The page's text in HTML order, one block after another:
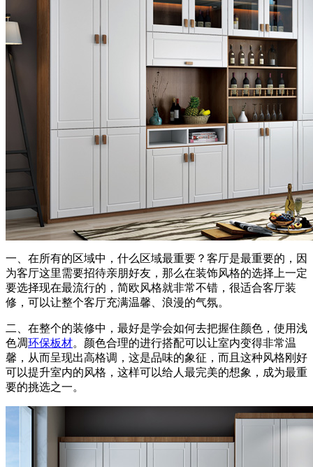
一、在所有的区域中，什么区域最重要？客厅是最重要的，因
为客厅这里需要招待亲朋好友，那么在装饰风格的选择上一定
要选择现在最流行的，简欧风格就非常不错，很适合客厅装
修，可以让整个客厅充满温馨、浪漫的气氛。
二、在整个的装修中，最好是学会如何去把握住颜色，使用浅
色凋环保板材。颜色合理的进行搭配可以让室内变得非常温
馨，从而呈现出高格调，这是品味的象征，而且这种风格刚好
可以提升室内的风格，这样可以给人最完美的想象，成为最重
要的挑选之一。